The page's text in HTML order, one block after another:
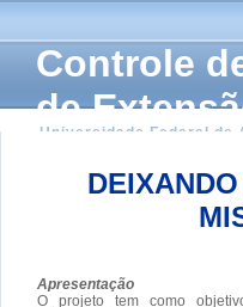
Controle
de
Universidade Federal de
Apresentação
O projeto tem como